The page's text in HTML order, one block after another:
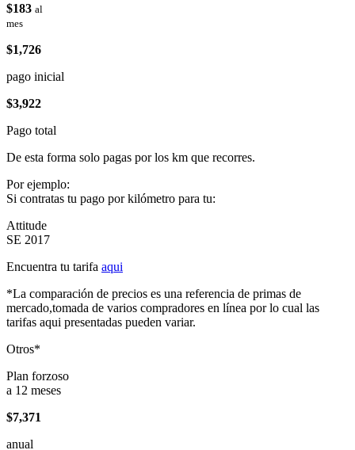
$183 al
mes
$1,726
pago inicial
$3,922
Pago total
De esta forma solo pagas por los km que recorres.
Por ejemplo:
Si contratas tu pago por kilómetro para tu:
Attitude
SE 2017
Encuentra tu tarifa aqui
*La comparación de precios es una referencia de primas de
mercado,tomada de varios compradores en línea por lo cual las
tarifas aqui presentadas pueden variar.
Otros*
Plan forzoso
a 12 meses
$7,371
anual